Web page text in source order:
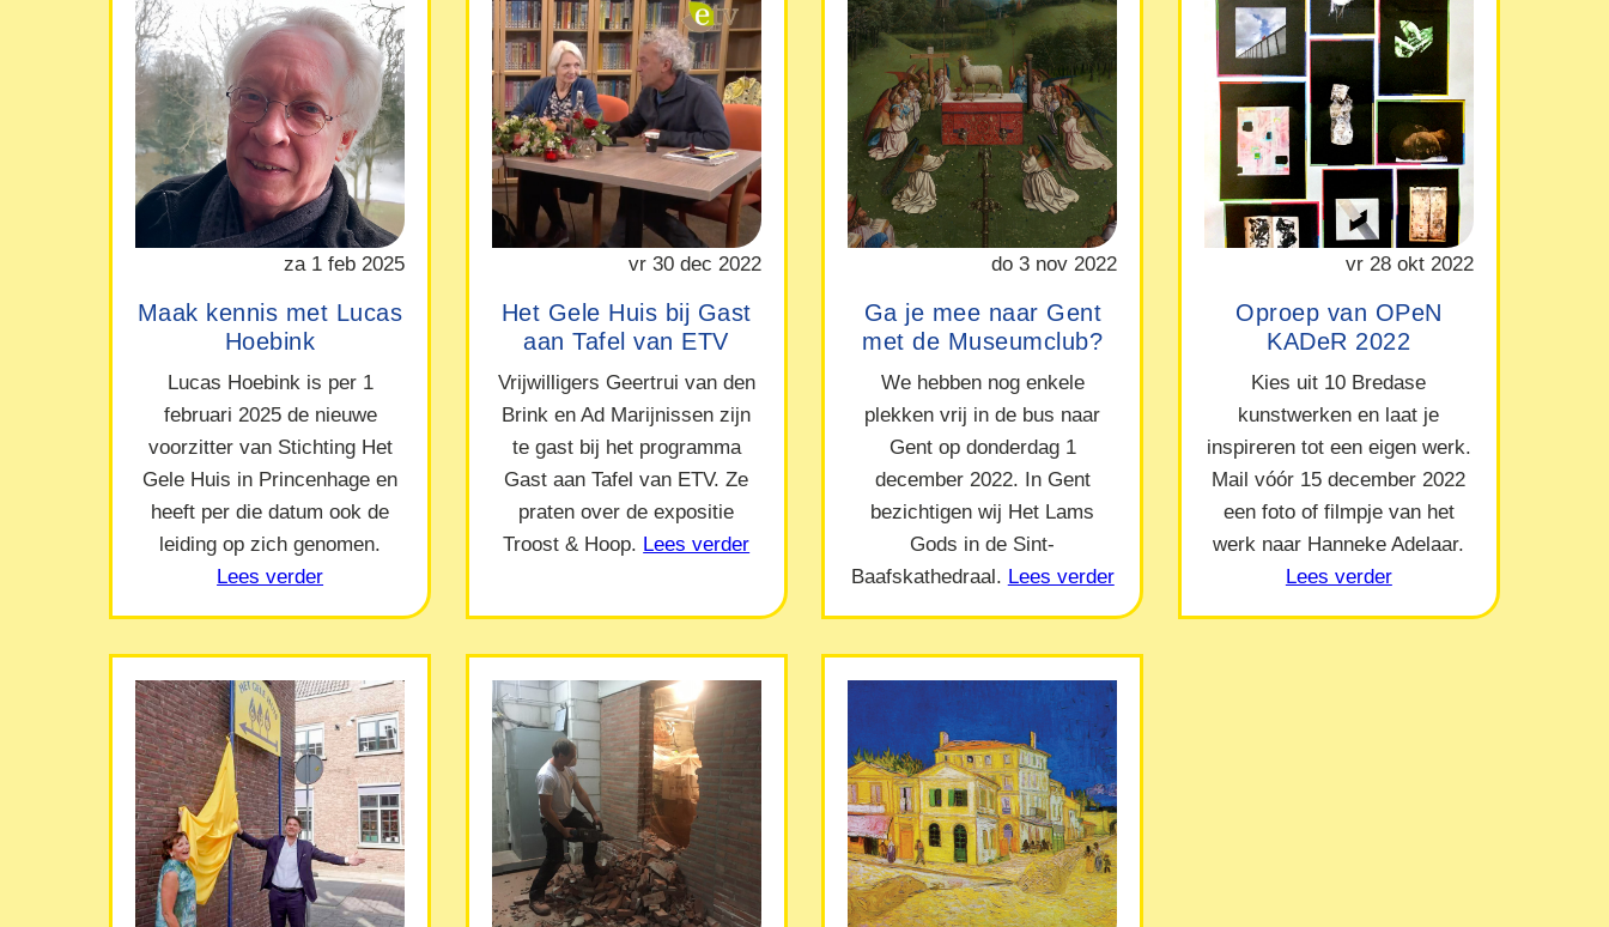
za 1 feb 2025
Maak kennis met Lucas
Hoebink
Lucas Hoebink is per 1
februari 2025 de nieuwe
voorzitter van Stichting Het
Gele Huis in Princenhage en
heeft per die datum ook de
leiding op zich genomen.
Lees verder
vr 30 dec 2022
Het Gele Huis bij Gast
aan Tafel van ETV
Vrijwilligers Geertrui van den
Brink en Ad Marijnissen zijn
te gast bij het programma
Gast aan Tafel van ETV. Ze
praten over de expositie
Troost & Hoop. Lees verder
do 3 nov 2022
Ga je mee naar Gent
met de Museumclub?
We hebben nog enkele
plekken vrij in de bus naar
Gent op donderdag 1
december 2022. In Gent
bezichtigen wij Het Lams
Gods in de Sint-
Baafskathedraal. Lees verder
vr 28 okt 2022
Oproep van OPeN
KADeR 2022
Kies uit 10 Bredase
kunstwerken en laat je
inspireren tot een eigen werk.
Mail vóór 15 december 2022
een foto of filmpje van het
werk naar Hanneke Adelaar.
Lees verder